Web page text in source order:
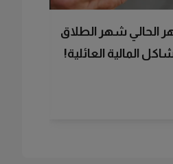
الحالي شهر الطلاق
المالية العائلية!